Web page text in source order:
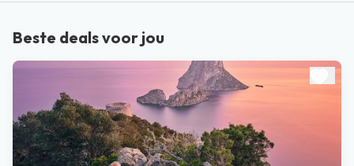
Beste deals voor jou